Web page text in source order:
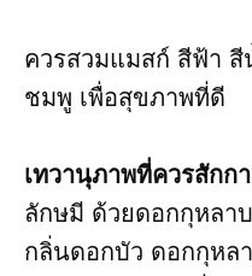
ควรสวมแมสก์ สี​ฟ้า สี
ชมพู เพื่อสุขภาพที่ดี
เทวานุภาพที่ควรสักก
ลักษมี ด้วยดอกกุหลา
กลิ่นดอกบัว ดอกกุหล